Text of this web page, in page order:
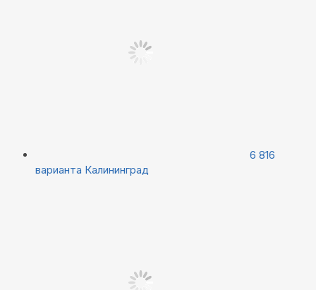
6 816
варианта Калининград